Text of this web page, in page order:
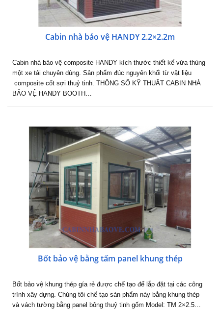
Cabin nhà bảo vệ HANDY 2.2×2.2m
Cabin nhà bảo vệ composite HANDY kích thước thiết kế vừa thùng
một xe tải chuyên dùng. Sản phẩm đúc nguyên khối từ vật liệu
composite cốt sợi thuỷ tinh. THÔNG SỐ KỸ THUÂT CABIN NHÀ
BẢO VỆ HANDY BOOTH…
Bốt bảo vệ bằng tấm panel khung thép
Bốt bảo vệ khung thép gía rẻ được chế tạo để lắp đặt tại các công
trình xây dựng. Chúng tôi chế tạo sản phẩm này bằng khung thép
và vách tường bằng panel bông thuỷ tinh gốm Model: TM 2×2.5…